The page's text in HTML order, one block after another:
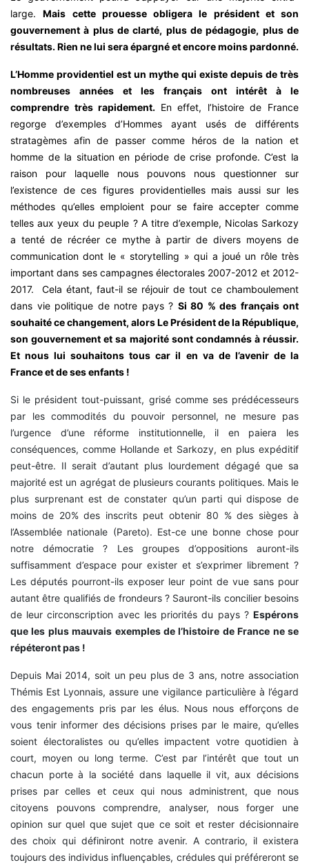
large.Mais cette prouesse obligera le président et son
gouvernement à plus de clarté, plus de pédagogie, plus de
résultats. Rien ne lui sera épargné et encore moins pardonné.
L’Homme providentiel est un mythe qui existe depuis de très
nombreuses années et les français ont intérêt à le
comprendre très rapidement. En effet, l’histoire de France
regorge d’exemples d’Hommes ayant usés de différents
stratagèmes afin de passer comme héros de la nation et
homme de la situation en période de crise profonde. C’est la
raison pour laquelle nous pouvons nous questionner sur
l’existence de ces figures providentielles mais aussi sur les
méthodes qu’elles emploient pour se faire accepter comme
telles aux yeux du peuple ? A titre d’exemple, Nicolas Sarkozy
a tenté de récréer ce mythe à partir de divers moyens de
communication dont le « storytelling » qui a joué un rôle très
important dans ses campagnes électorales 2007-2012 et 2012-
2017. Cela étant, faut-il se réjouir de tout ce chamboulement
dans vie politique de notre pays ? Si 80 % des français ont
souhaité ce changement, alors Le Président de la République,
son gouvernement et sa majorité sont condamnés à réussir.
Et nous lui souhaitons tous car il en va de l’avenir de la
France et de ses enfants !
Si le président tout-puissant, grisé comme ses prédécesseurs
par les commodités du pouvoir personnel, ne mesure pas
l’urgence d’une réforme institutionnelle, il en paiera les
conséquences, comme Hollande et Sarkozy, en plus expéditif
peut-être. Il serait d’autant plus lourdement dégagé que sa
majorité est un agrégat de plusieurs courants politiques. Mais le
plus surprenant est de constater qu’un parti qui dispose de
moins de 20% des inscrits peut obtenir 80 % des sièges à
l’Assemblée nationale (Pareto). Est-ce une bonne chose pour
notre démocratie ? Les groupes d’oppositions auront-ils
suffisamment d’espace pour exister et s’exprimer librement ?
Les députés pourront-ils exposer leur point de vue sans pour
autant être qualifiés de frondeurs ? Sauront-ils concilier besoins
de leur circonscription avec les priorités du pays ? Espérons
que les plus mauvais exemples de l’histoire de France ne se
répéteront pas !
Depuis Mai 2014, soit un peu plus de 3 ans, notre association
Thémis Est Lyonnais, assure une vigilance particulière à l’égard
des engagements pris par les élus. Nous nous efforçons de
vous tenir informer des décisions prises par le maire, qu’elles
soient électoralistes ou qu’elles impactent votre quotidien à
court, moyen ou long terme. C’est par l’intérêt que tout un
chacun porte à la société dans laquelle il vit, aux décisions
prises par celles et ceux qui nous administrent, que nous
citoyens pouvons comprendre, analyser, nous forger une
opinion sur quel que sujet que ce soit et rester décisionnaire
des choix qui définiront notre avenir. A contrario, il existera
toujours des individus influençables, crédules qui préféreront se